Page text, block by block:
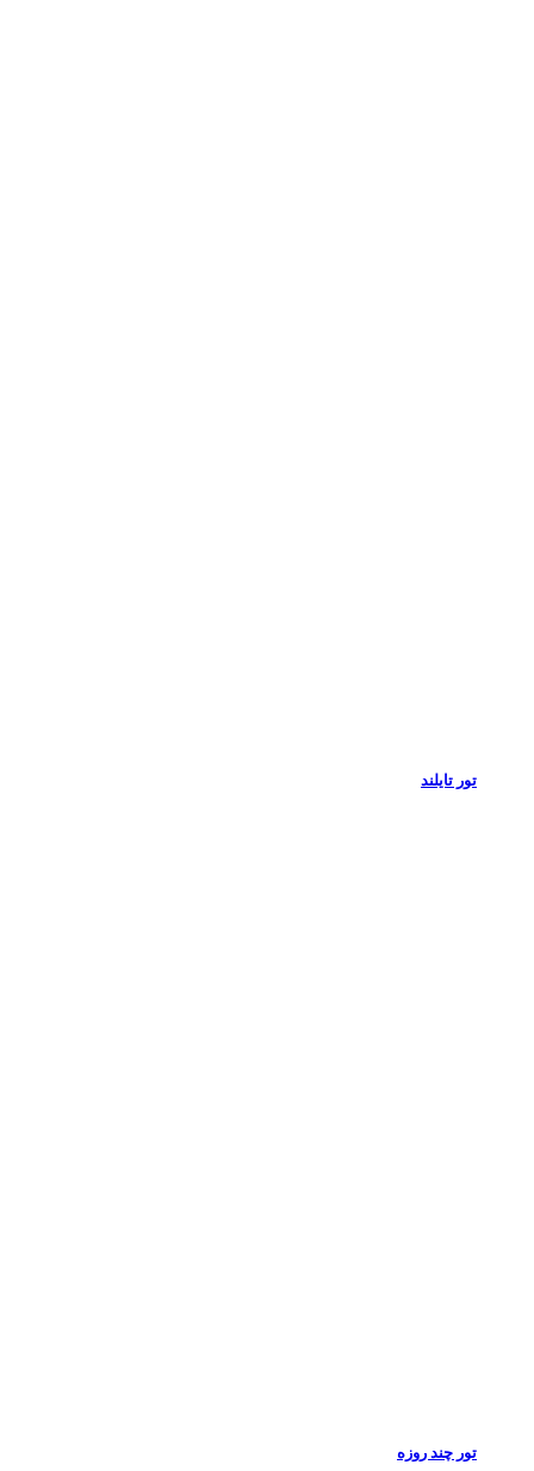
تور تایلند
تور چند روزه